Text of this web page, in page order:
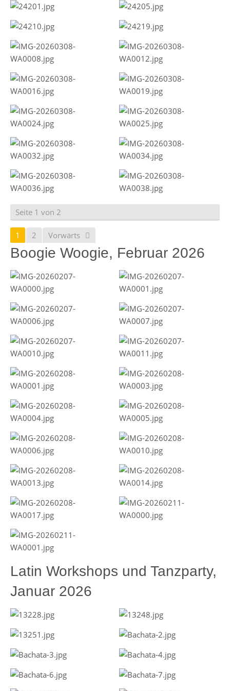
Seite 1 von 2
1 2 Vorwärts
Boogie Woogie, Februar 2026
Latin Workshops und Tanzparty,
Januar 2026